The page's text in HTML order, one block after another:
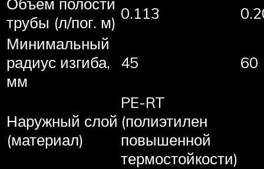
трубы (л/пог. м) 0.113
Минимальный
радиус изгиба,
мм
45 60
Наружный слой
(материал)
PE-RT
(полиэтилен
повышенной
термостойкости)